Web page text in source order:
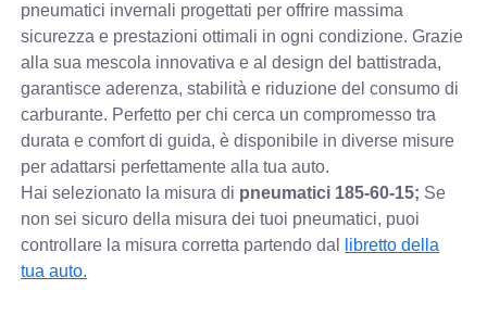
pneumatici invernali progettati per offrire massima
sicurezza e prestazioni ottimali in ogni condizione. Grazie
alla sua mescola innovativa e al design del battistrada,
garantisce aderenza, stabilità e riduzione del consumo di
carburante. Perfetto per chi cerca un compromesso tra
durata e comfort di guida, è disponibile in diverse misure
per adattarsi perfettamente alla tua auto.
Hai selezionato la misura di pneumatici 185-60-15; Se
non sei sicuro della misura dei tuoi pneumatici, puoi
controllare la misura corretta partendo dal
libretto della
tua auto.